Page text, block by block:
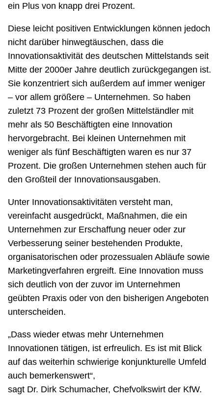
ein Plus von knapp drei Prozent.
Diese leicht positiven Entwicklungen können jedoch
nicht darüber hinwegtäuschen, dass die
Innovationsaktivität des deutschen Mittelstands seit
Mitte der 2000er Jahre deutlich zurückgegangen ist.
Sie konzentriert sich außerdem auf immer weniger
– vor allem größere – Unternehmen. So haben
zuletzt 73 Prozent der großen Mittelständler mit
mehr als 50 Beschäftigten eine Innovation
hervorgebracht. Bei kleinen Unternehmen mit
weniger als fünf Beschäftigten waren es nur 37
Prozent. Die großen Unternehmen stehen auch für
den Großteil der Innovationsausgaben.
Unter Innovationsaktivitäten versteht man,
vereinfacht ausgedrückt, Maßnahmen, die ein
Unternehmen zur Erschaffung neuer oder zur
Verbesserung seiner bestehenden Produkte,
organisatorischen oder prozessualen Abläufe sowie
Marketingverfahren ergreift. Eine Innovation muss
sich deutlich von der zuvor im Unternehmen
geübten Praxis oder von den bisherigen Angeboten
unterscheiden.
„Dass wieder etwas mehr Unternehmen
Innovationen tätigen, ist erfreulich. Es ist mit Blick
auf das weiterhin schwierige konjunkturelle Umfeld
auch bemerkenswert“,
sagt Dr. Dirk Schumacher, Chefvolkswirt der KfW.